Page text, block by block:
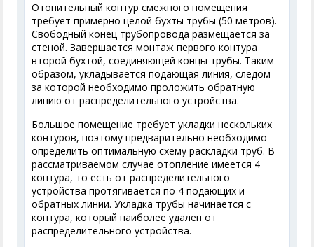
Отопительный контур смежного помещения
требует примерно целой бухты трубы (50 метров).
Свободный конец трубопровода размещается за
стеной. Завершается монтаж первого контура
второй бухтой, соединяющей концы трубы. Таким
образом, укладывается подающая линия, следом
за которой необходимо проложить обратную
линию от распределительного устройства.
Большое помещение требует укладки нескольких
контуров, поэтому предварительно необходимо
определить оптимальную схему раскладки труб. В
рассматриваемом случае отопление имеется 4
контура, то есть от распределительного
устройства протягивается по 4 подающих и
обратных линии. Укладка трубы начинается с
контура, который наиболее удален от
распределительного устройства.